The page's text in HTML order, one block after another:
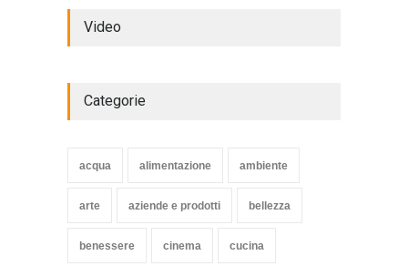
HEALTH 15 Novembre 2014
Video
Categorie
acqua alimentazione ambiente
arte aziende e prodotti bellezza
benessere cinema cucina